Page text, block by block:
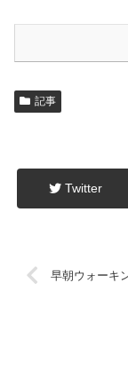
記事
Twitter
早朝ウォーキ